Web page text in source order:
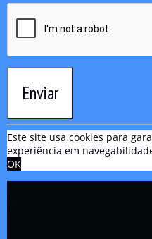
Enviar
Este site usa cookies para
experiência em
OK